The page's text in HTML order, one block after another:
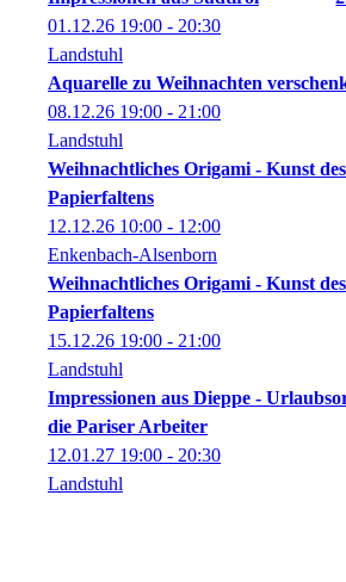
01.12.26 19:00 - 20:30
Landstuhl
Aquarelle zu Weihnachten
08.12.26 19:00 - 21:00
Landstuhl
Weihnachtliches Origami - Kunst des
Papierfaltens
12.12.26 10:00 - 12:00
Enkenbach-Alsenborn
Weihnachtliches Origami - Kunst des
Papierfaltens
15.12.26 19:00 - 21:00
Landstuhl
Impressionen aus Dieppe -
die Pariser Arbeiter
12.01.27 19:00 - 20:30
Landstuhl